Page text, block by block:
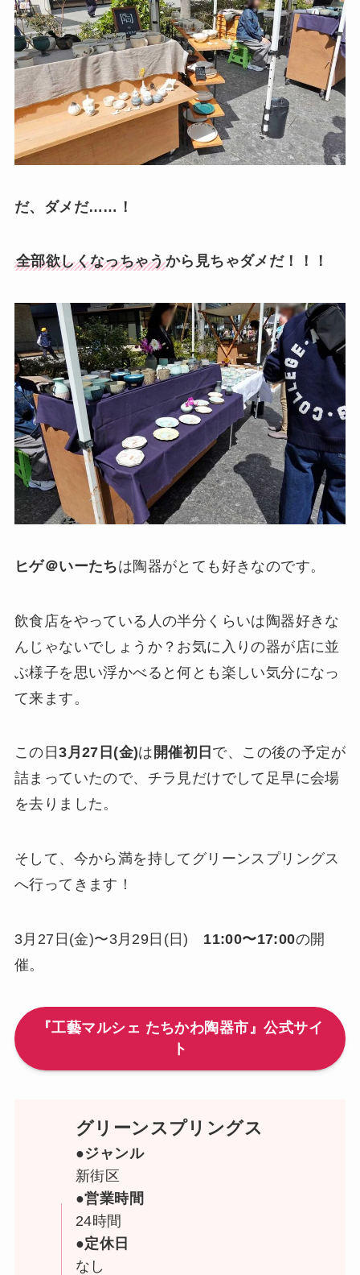
だ、ダメだ……！
全部欲しくなっちゃうから見ちゃダメだ！！！
ヒゲ＠いーたちは陶器がとても好きなのです。
飲食店をやっている人の半分くらいは陶器好きな
んじゃないでしょうか？お気に入りの器が店に並
ぶ様子を思い浮かべると何とも楽しい気分になっ
て来ます。
この日3月27日(金)は 開催初日 で、この後の予定が
詰まっていたので、チラ見だけでして足早に会場
を去りました。
そして、今から満を持してグリーンスプリングス
へ行ってきます！
3月27日(金)〜3月29日(日) 11:00〜17:00の開
催。
『工藝マルシェ たちかわ陶器市』公式サイ
ト
グリーンスプリングス
●ジャンル
新街区
●営業時間
24時間
●定休日
なし